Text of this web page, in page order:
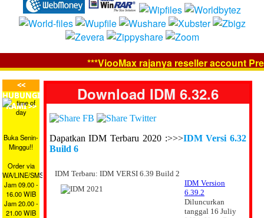
***ViooMax rajanya reseller account
<<
HUBUNGI
KAMI >>
Buka Senin-
Minggu!!
Order via
WA/LINE/SMS
Jam 09.00 -
16.00 WIB
Jam 20.00 -
21.00 WIB
Download IDM 6.32.6
Dapatkan IDM Terbaru 2020 :>>>IDM Versi 6.32
Build 6